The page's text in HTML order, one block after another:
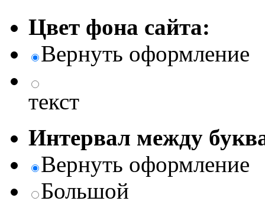
Цвет фона сайта:
Вернуть оформление
текст
Интервал между
Вернуть оформление
Большой